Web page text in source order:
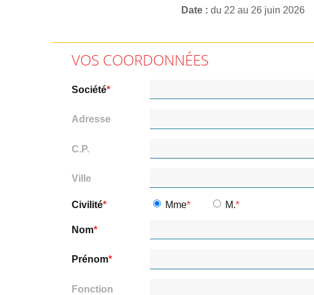
Date du 22 au 26 juin 2026
VOS COORDONNÉES
Société
Adresse
C.P.
Ville
Civilité Mme M.
Nom
Prénom
Fonction